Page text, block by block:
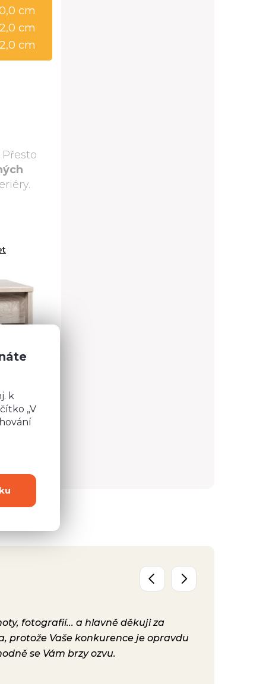
cm
cm
cm
Přesto
fotografií... a hlavně děkuji za
protože Vaše konkurence je opravdu
se Vám brzy ozvu.
k
„V